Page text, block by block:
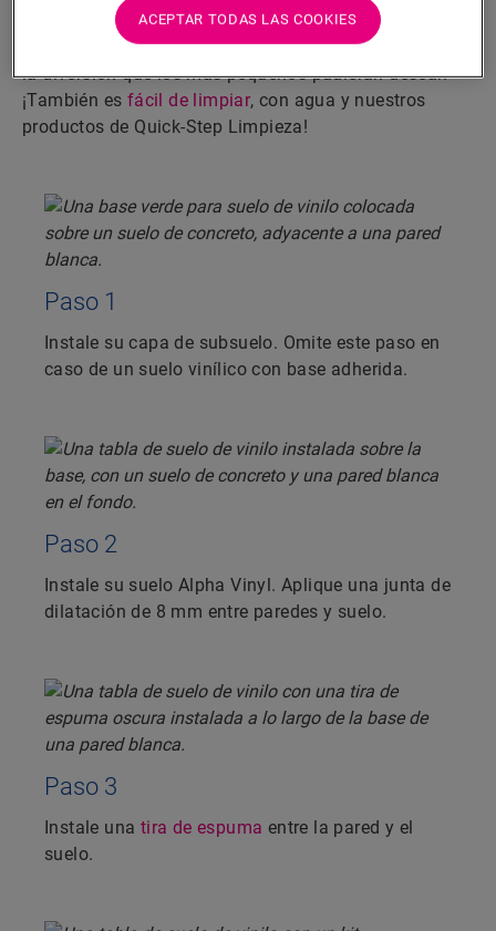
pasos que se muestran para conseguir un suelo Alpha
Vinyl resistente a las salpicaduras, humedad y a toda
la diversión que los más pequeños pudieran desear.
¡También es fácil de limpiar, con agua y nuestros
productos de Quick-Step Limpieza!
Paso 1
Instale su capa de subsuelo. Omite este paso en
caso de un suelo vinílico con base adherida.
Paso 2
Instale su suelo Alpha Vinyl. Aplique una junta de
dilatación de 8 mm entre paredes y suelo.
Paso 3
Instale una tira de espuma entre la pared y el
suelo.
ACEPTAR TODAS LAS COOKIES